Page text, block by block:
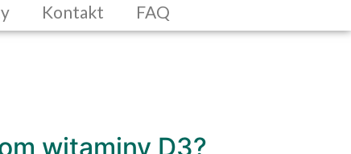
Kontakt FAQ
witaminy D3?